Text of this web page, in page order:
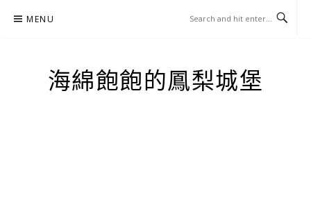
MENU
海綿飽飽的鳳梨城堡